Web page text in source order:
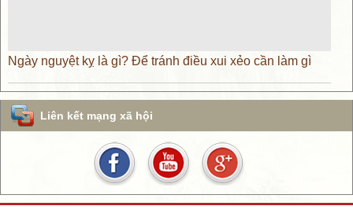
Ngày nguyệt kỵ là gì? Để tránh điều xui xẻo cần làm gì
Liên kết mạng xã hội